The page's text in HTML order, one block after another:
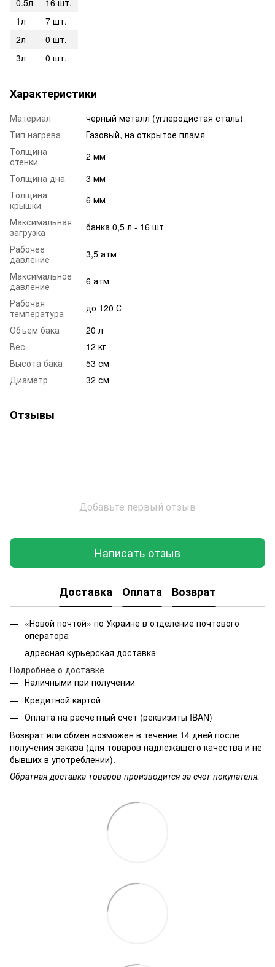
1л
7 шт.
2л
0 шт.
3л
0 шт.
Характеристики
Материал
черный металл (углеродистая сталь)
Тип нагрева
Газовый, на открытое пламя
Толщина
стенки
2 мм
Толщина дна
3 мм
Толщина
крышки
6 мм
Максимальная
загрузка
банка 0,5 л - 16 шт
Рабочее
давление
3,5 атм
Максимальное
давление
6 атм
Рабочая
температура
до 120 С
Объем бака
20 л
Вес
12 кг
Высота бака
53 см
Диаметр
32 см
Отзывы
Добавьте первый отзыв
Написать отзыв
Доставка Оплата Возврат
«Новой почтой» по Украине в отделение почтового
оператора
адресная курьерская доставка
Подробнее о доставке
Наличными при получении
Кредитной картой
Оплата на расчетный счет (реквизиты IBAN)
Возврат или обмен возможен в течение 14 дней после
получения заказа (для товаров надлежащего качества и не
бывших в употреблении).
Обратная доставка товаров производится за счет покупателя.